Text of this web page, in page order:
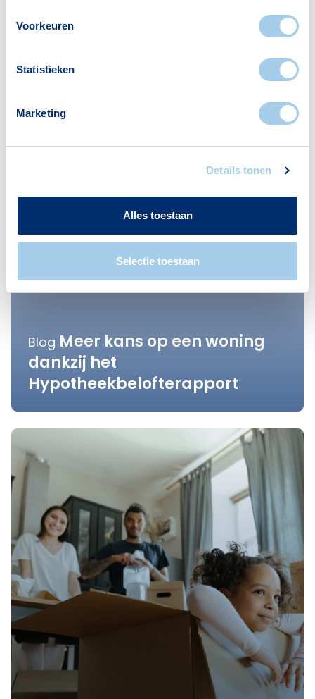
Voorkeuren
Statistieken
Marketing
Details tonen
Alles toestaan
Selectie toestaan
Blog Meer kans op een woning
dankzij het
Hypotheekbelofterapport